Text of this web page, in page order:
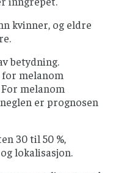
kvinner, og eldre
betydning.
melanom
melanom
er prognosen
30 til 50 %,
lokalisasjon.